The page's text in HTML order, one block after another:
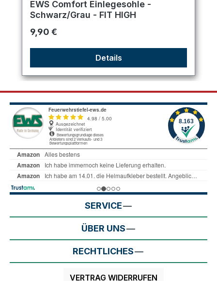
EWS Comfort Einlegesohle -
Schwarz/Grau - FIT HIGH
Regulärer Preis:
9,90 €
Details
SERVICE
ÜBER UNS
RECHTLICHES
VERTRAG WIDERRUFEN